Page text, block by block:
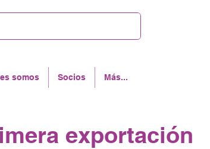
somos Socios Más...
exportación